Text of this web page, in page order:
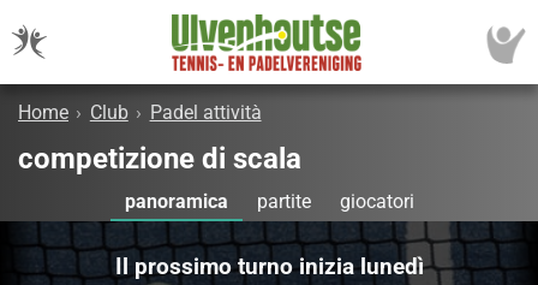
Home › Club › Padel attività
competizione di scala
panoramica partite giocatori
Il prossimo turno inizia lunedì